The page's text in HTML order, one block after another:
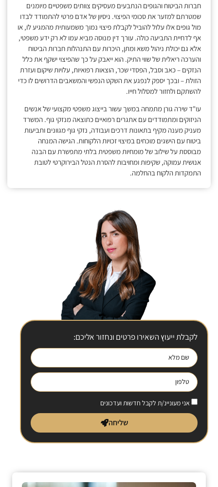
לקבלת ייעוץ השאירו פרטים ונחזור אליכם:
אני מעוניינ/ת לקבל חדשות ועדכונים
שליחה
חברות הביטוח והגופים הנתבעים מעסיקים צוותים משפטיים מיומנים
שמטרתם למזער את סכומי הפיצוי. ניסיון של אדם פרטי להתמודד לבדו
מול גופים אלו עלול להוביל לקבלת פיצוי נמוך משמעותית מהמגיע לו, או
אף לדחיית התביעה כולה. עורך דין מנוסה מביא עמו לא רק ידע משפטי,
אלא גם יכולת ניהול משא ומתן, היכרות עם התנהלות חברות הביטוח
והערכה ריאלית של שווי התיק. הוא ייאבק על כך שהפיצוי ישקף את כלל
הנזקים – כאב וסבל, הפסדי שכר, הוצאות רפואיות, עלויות שיקום ועזרת
הזולת – ובכך יספק לנפגע את השקט הנפשי והמשאבים הדרושים לו כדי
להשתקם ולחזור למסלול חייו.
עו"ד שירה גורן מתמחה במשך עשור בייצוג משפטי מקצועי של אנשים
הניזוקים ומתמודדים עם אתגרים רפואיים כתוצאה מנזקי גוף. המשרד
מעניק מענה מקיף בתאונות דרכים ועבודה, נזקי גוף מגוונים ותביעות
ביטוח עם הישגים מוכחים במיצוי זכויות הלקוחות. הגישה המנחה
מבוססת על שילוב של מומחיות משפטית בלתי מתפשרת עם הבנה
אנושית עמוקה, שקיפות ומחויבות להסרת הנטל הבירוקרטי לטובת
התמקדות הלקוח בהחלמה.